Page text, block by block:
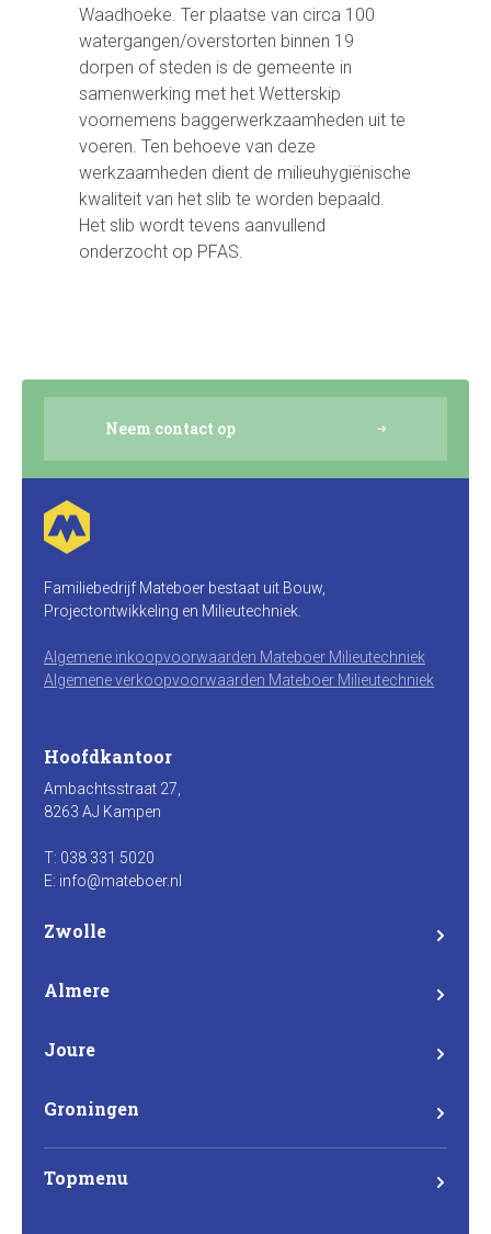
Waadhoeke. Ter plaatse van circa 100
watergangen/overstorten binnen 19
dorpen of steden is de gemeente in
samenwerking met het Wetterskip
voornemens baggerwerkzaamheden uit te
voeren. Ten behoeve van deze
werkzaamheden dient de milieuhygiënische
kwaliteit van het slib te worden bepaald.
Het slib wordt tevens aanvullend
onderzocht op PFAS.
Neem contact op
Familiebedrijf Mateboer bestaat uit Bouw,
Projectontwikkeling en Milieutechniek.
Algemene inkoopvoorwaarden Mateboer Milieutechniek
Algemene verkoopvoorwaarden Mateboer Milieutechniek
Hoofdkantoor
Ambachtsstraat 27,
8263 AJ Kampen
T: 038 331 5020
E: info@mateboer.nl
Zwolle
8042 PD Zwolle
Almere
1317 NZ Almere
Joure
8501 XC Joure
Groningen
Topmenu